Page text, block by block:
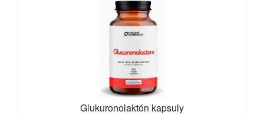
Glukuronolaktón kapsuly